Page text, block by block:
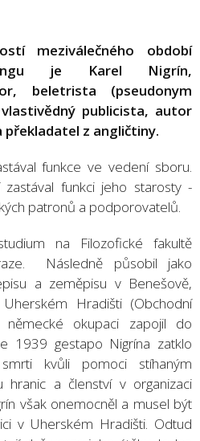
meziválečného období
je Karel Nigrín,
beletrista (pseudonym
publicista, autor
z angličtiny.
funkce ve vedení sboru.
funkci jeho starosty -
patronů a podporovatelů.
na Filozofické fakultě
Následně působil jako
a zeměpisu v Benešově,
Hradišti (Obchodní
okupaci zapojil do
1939 gestapo Nigrína zatklo
kvůli pomoci stíhaným
a členství v organizaci
však onemocněl a musel být
v Uherském Hradišti. Odtud